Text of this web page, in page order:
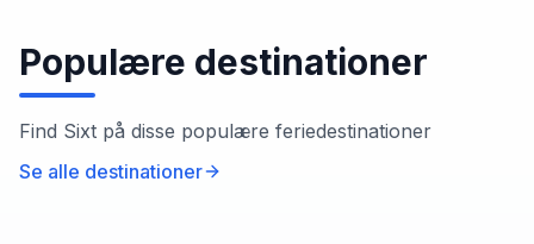
Populære destinationer
Find Sixt på disse populære feriedestinationer
Se alle destinationer